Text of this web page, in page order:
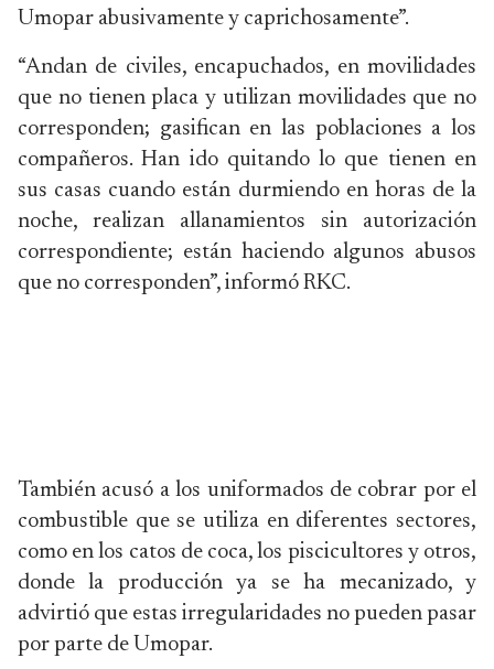
Umopar abusivamente y caprichosamente”.
“Andan de civiles, encapuchados, en movilidades
que no tienen placa y utilizan movilidades que no
corresponden; gasifican en las poblaciones a los
compañeros. Han ido quitando lo que tienen en
sus casas cuando están durmiendo en horas de la
noche, realizan allanamientos sin autorización
correspondiente; están haciendo algunos abusos
que no corresponden”, informó RKC.
También acusó a los uniformados de cobrar por el
combustible que se utiliza en diferentes sectores,
como en los catos de coca, los piscicultores y otros,
donde la producción ya se ha mecanizado, y
advirtió que estas irregularidades no pueden pasar
por parte de Umopar.